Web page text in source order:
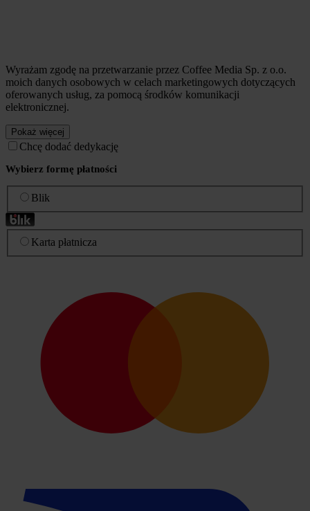
Wyrażam zgodę na przetwarzanie przez Coffee Media Sp. z o.o.
moich danych osobowych w celach marketingowych dotyczących
oferowanych usług, za pomocą środków komunikacji
elektronicznej.
Pokaż więcej
Chcę dodać dedykację
Wybierz formę płatności
Blik
Karta płatnicza